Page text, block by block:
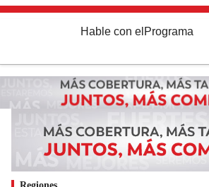
Hable con el Programa